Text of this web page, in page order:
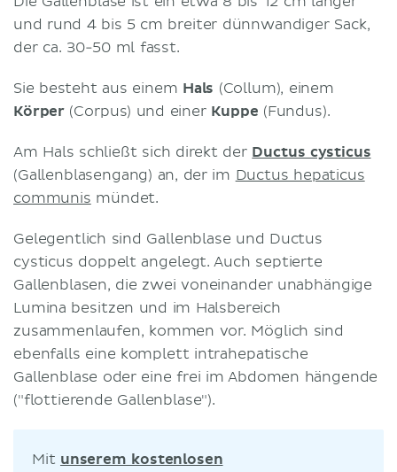
und rund 4 bis 5 cm breiter dünnwandiger Sack,
der ca. 30-50 ml fasst.
Sie besteht aus einem Hals (Collum), einem
Körper (Corpus) und einer Kuppe (Fundus).
Am Hals schließt sich direkt der Ductus cysticus
(Gallenblasengang) an, der im Ductus hepaticus
communis mündet.
Gelegentlich sind Gallenblase und Ductus
cysticus doppelt angelegt. Auch septierte
Gallenblasen, die zwei voneinander unabhängige
Lumina besitzen und im Halsbereich
zusammenlaufen, kommen vor. Möglich sind
ebenfalls eine komplett intrahepatische
Gallenblase oder eine frei im Abdomen hängende
("flottierende Gallenblase").
Mit unserem kostenlosen